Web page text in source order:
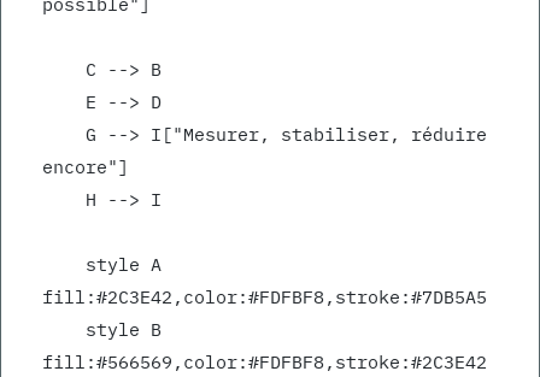
    C --> B
    E --> D
encore"]
    H --> I
fill:#2C3E42,color:#FDFBF8,stroke:#7DB5A5
fill:#566569,color:#FDFBF8,stroke:#2C3E42